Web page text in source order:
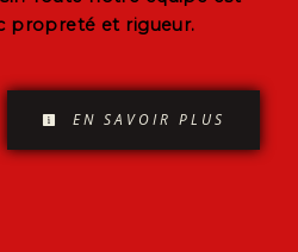
propreté et rigueur.
EN SAVOIR PLUS